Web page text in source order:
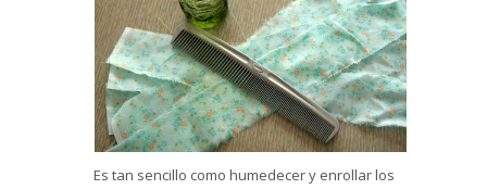
Es tan sencillo como humedecer y enrollar los